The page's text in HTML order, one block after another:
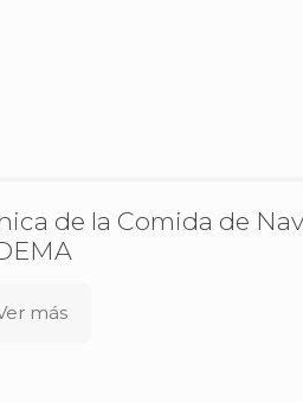
de la Comida de
más